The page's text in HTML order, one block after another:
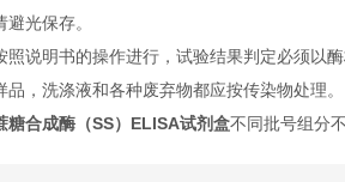
光保存。
照说明书的操作进行，试验结果判定必须以
品，洗涤液和各种废弃物都应按传染物处理。
糖合成酶（SS）ELISA试剂盒不同批号组分